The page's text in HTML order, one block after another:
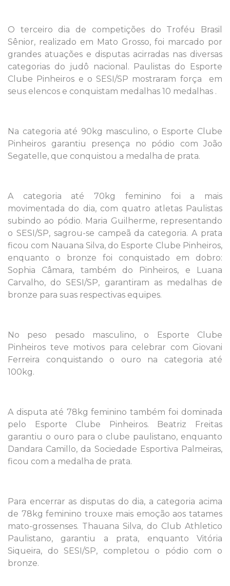
O terceiro dia de competições do Troféu Brasil
Sênior, realizado em Mato Grosso, foi marcado por
grandes atuações e disputas acirradas nas diversas
categorias do judô nacional. Paulistas do Esporte
Clube Pinheiros e o SESI/SP mostraram força em
seus elencos e conquistam medalhas 10 medalhas .
Na categoria até 90kg masculino, o Esporte Clube
Pinheiros garantiu presença no pódio com João
Segatelle, que conquistou a medalha de prata.
A categoria até 70kg feminino foi a mais
movimentada do dia, com quatro atletas Paulistas
subindo ao pódio. Maria Guilherme, representando
o SESI/SP, sagrou-se campeã da categoria. A prata
ficou com Nauana Silva, do Esporte Clube Pinheiros,
enquanto o bronze foi conquistado em dobro:
Sophia Câmara, também do Pinheiros, e Luana
Carvalho, do SESI/SP, garantiram as medalhas de
bronze para suas respectivas equipes.
No peso pesado masculino, o Esporte Clube
Pinheiros teve motivos para celebrar com Giovani
Ferreira conquistando o ouro na categoria até
100kg.
A disputa até 78kg feminino também foi dominada
pelo Esporte Clube Pinheiros. Beatriz Freitas
garantiu o ouro para o clube paulistano, enquanto
Dandara Camillo, da Sociedade Esportiva Palmeiras,
ficou com a medalha de prata.
Para encerrar as disputas do dia, a categoria acima
de 78kg feminino trouxe mais emoção aos tatames
mato-grossenses. Thauana Silva, do Club Athletico
Paulistano, garantiu a prata, enquanto Vitória
Siqueira, do SESI/SP, completou o pódio com o
bronze.